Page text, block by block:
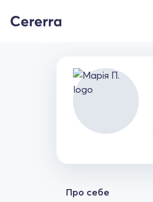
Про себе